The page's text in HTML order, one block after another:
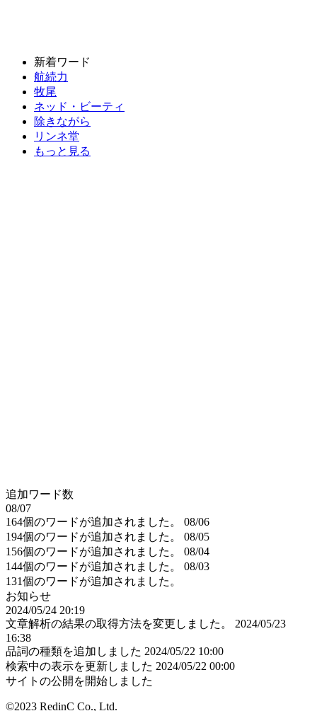
新着ワード
航続力
牧尾
ネッド・ビーティ
除きながら
リンネ堂
もっと見る
追加ワード数
08/07
164個のワードが追加されました。
08/06
194個のワードが追加されました。
08/05
156個のワードが追加されました。
08/04
144個のワードが追加されました。
08/03
131個のワードが追加されました。
お知らせ
2024/05/24 20:19
文章解析の結果の取得方法を変更しました。
2024/05/23
16:38
品詞の種類を追加しました 2024/05/22 10:00
検索中の表示を更新しました 2024/05/22 00:00
サイトの公開を開始しました
©2023 RedinC Co., Ltd.